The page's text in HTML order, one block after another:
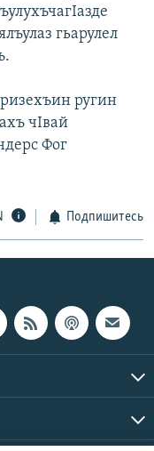
гьарулел
ругин
чIвай
Фог
Подпишитесь